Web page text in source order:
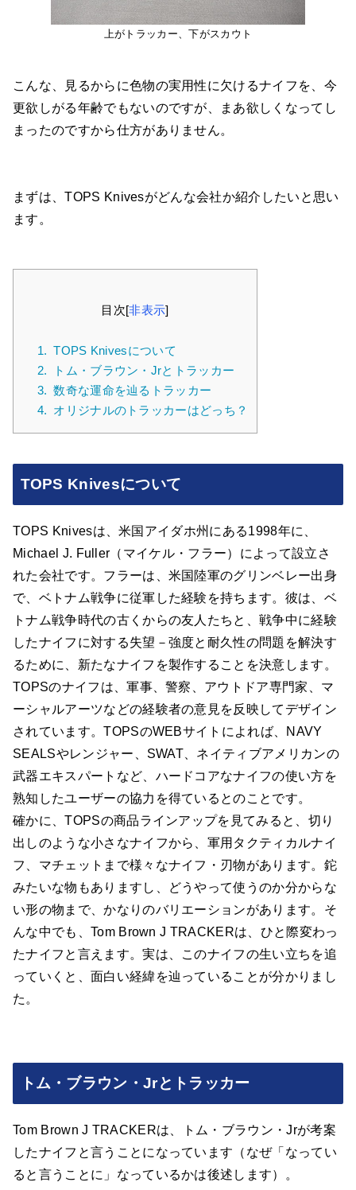
上がトラッカー、下がスカウト
こんな、見るからに色物の実用性に欠けるナイフを、今
更欲しがる年齢でもないのですが、まあ欲しくなってし
まったのですから仕方がありません。
まずは、TOPS Knivesがどんな会社か紹介したいと思い
ます。
目次[非表示]
1. TOPS Knivesについて
2.
トム・ブラウン・Jrとトラッカー
3. 数奇な運命を辿るトラッカー
4. オリジナルのトラッカーはどっち？
TOPS Knivesについて
TOPS Knivesは、米国アイダホ州にある1998年に、
Michael J. Fuller（マイケル・フラー）によって設立さ
れた会社です。フラーは、米国陸軍のグリンベレー出身
で、ベトナム戦争に従軍した経験を持ちます。彼は、ベ
トナム戦争時代の古くからの友人たちと、戦争中に経験
したナイフに対する失望－強度と耐久性の問題を解決す
るために、新たなナイフを製作することを決意します。
TOPSのナイフは、軍事、警察、アウトドア専門家、マ
ーシャルアーツなどの経験者の意見を反映してデザイン
されています。TOPSのWEBサイトによれば、NAVY
SEALSやレンジャー、SWAT、ネイティブアメリカンの
武器エキスパートなど、ハードコアなナイフの使い方を
熟知したユーザーの協力を得ているとのことです。
確かに、TOPSの商品ラインアップを見てみると、切り
出しのような小さなナイフから、軍用タクティカルナイ
フ、マチェットまで様々なナイフ・刃物があります。鉈
みたいな物もありますし、どうやって使うのか分からな
い形の物まで、かなりのバリエーションがあります。そ
んな中でも、Tom Brown J TRACKERは、ひと際変わっ
たナイフと言えます。実は、このナイフの生い立ちを追
っていくと、面白い経緯を辿っていることが分かりまし
た。
トム・ブラウン・Jrとトラッカー
Tom Brown J TRACKERは、トム・ブラウン・Jrが考案
したナイフと言うことになっています（なぜ「なってい
ると言うことに」なっているかは後述します）。